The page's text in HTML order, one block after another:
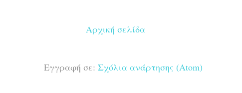
Αρχική σελίδα
Εγγραφή σε: Σχόλια ανάρτησης (Atom)